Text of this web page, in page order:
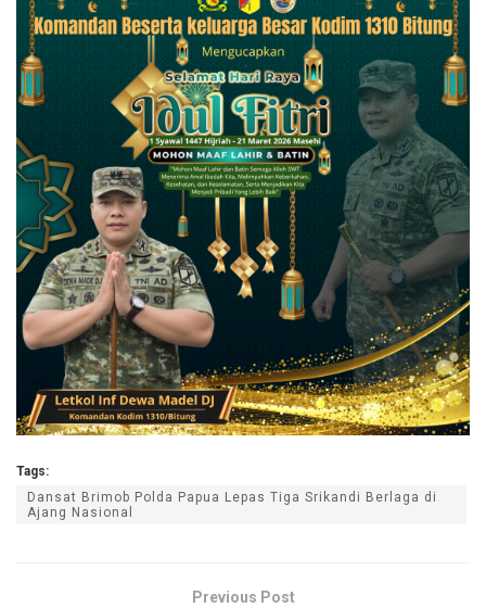
Tags:
Dansat Brimob Polda Papua Lepas Tiga Srikandi Berlaga di
Ajang Nasional
Previous Post